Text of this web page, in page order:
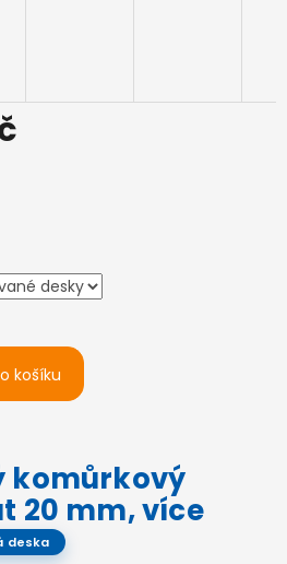
košíku
komůrkový
20 mm, více
deska